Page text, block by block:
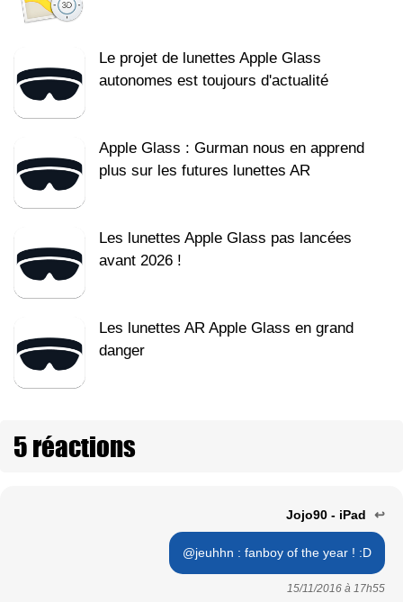
Le projet de lunettes Apple Glass
autonomes est toujours d'actualité
Apple Glass : Gurman nous en apprend
plus sur les futures lunettes AR
Les lunettes Apple Glass pas lancées
avant 2026 !
Les lunettes AR Apple Glass en grand
danger
5 réactions
Jojo90 - iPad ↩
@jeuhhn : fanboy of the year ! :D
15/11/2016 à 17h55